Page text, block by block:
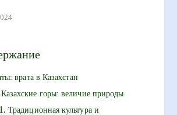
врата в Казахстан
Казахские горы: величие природы
Традиционная культура и